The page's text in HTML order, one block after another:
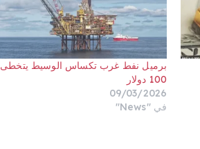
برميل نفط غرب تكساس الوسيط يتخطى
100 دولار
09/03/2026
في "News"